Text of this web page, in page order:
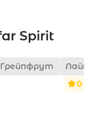
Spirit
Грейпфрут
Лайм
0